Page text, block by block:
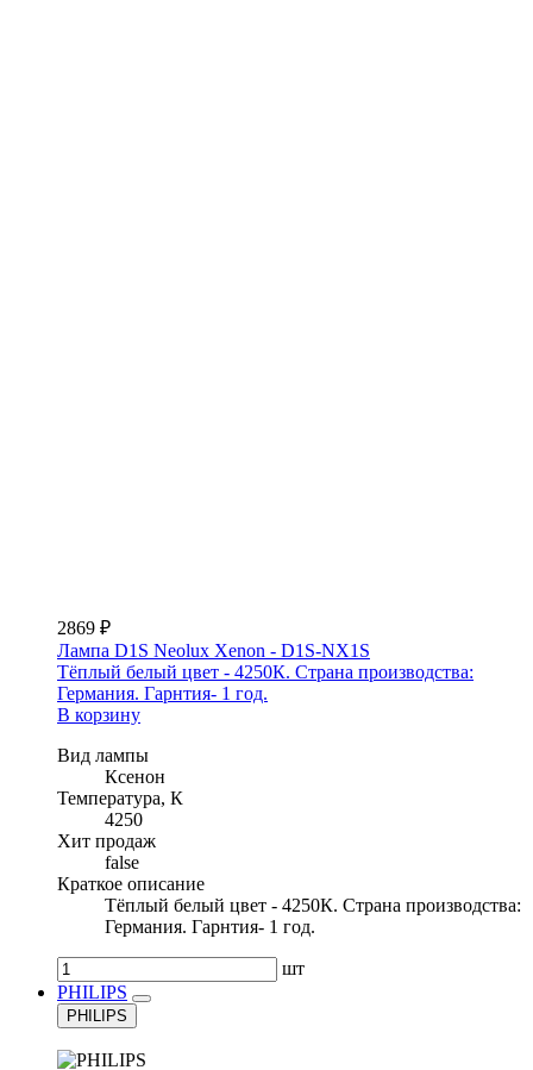
2869 ₽
Лампа D1S Neolux Xenon - D1S-NX1S
Тёплый белый цвет - 4250К. Страна производства:
Германия. Гарнтия- 1 год.
В корзину
Вид лампы
Ксенон
Температура, К
4250
Хит продаж
false
Краткое описание
Тёплый белый цвет - 4250К. Страна производства:
Германия. Гарнтия- 1 год.
шт
PHILIPS
PHILIPS